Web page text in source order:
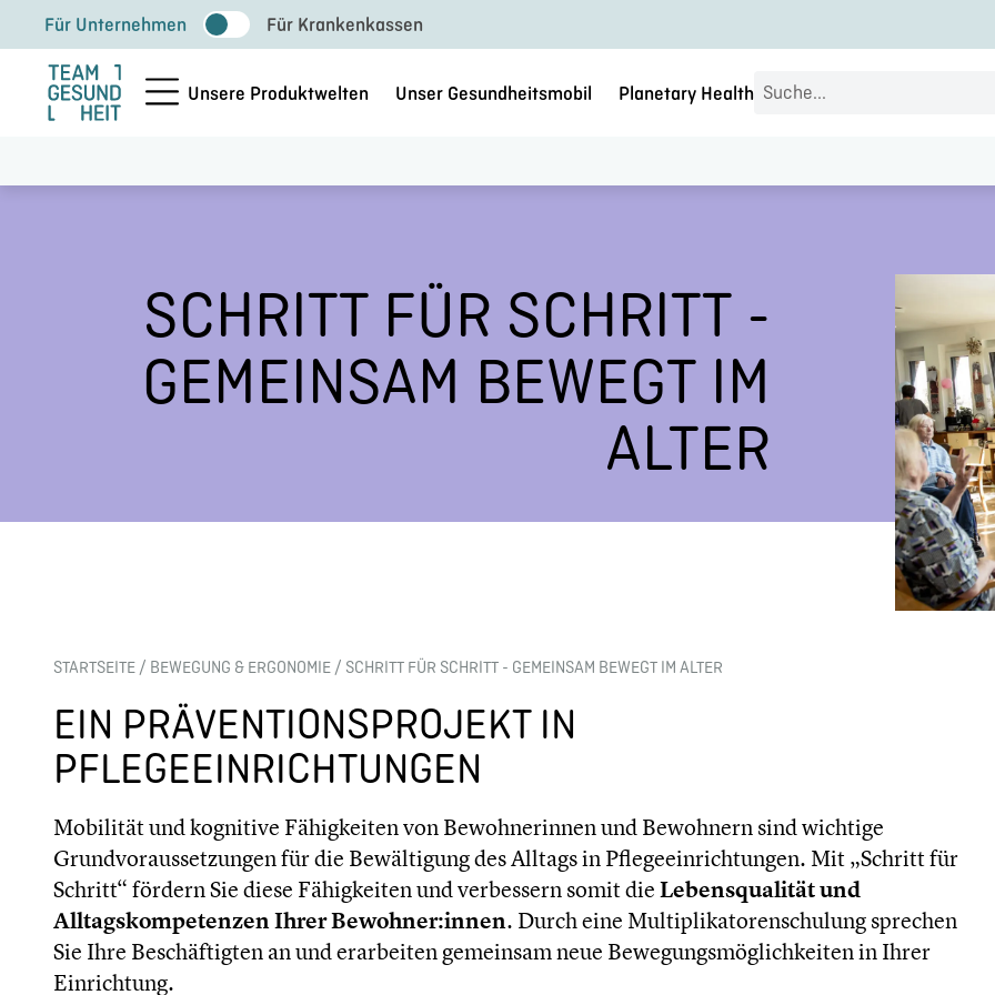
Inhalt
springen
Für Unternehmen Für Krankenkassen
Unsere Produktwelten Unser Gesundheitsmobil Planetary Health Search
SCHRITT FÜR SCHRITT -
GEMEINSAM BEWEGT IM
ALTER
STARTSEITE / BEWEGUNG & ERGONOMIE / SCHRITT FÜR SCHRITT - GEMEINSAM BEWEGT IM ALTER
EIN PRÄVENTIONSPROJEKT IN
PFLEGEEINRICHTUNGEN
Mobilität und kognitive Fähigkeiten von Bewohnerinnen und Bewohnern sind wichtige
Grundvoraussetzungen für die Bewältigung des Alltags in Pflegeeinrichtungen. Mit „Schritt für
Schritt“ fördern Sie diese Fähigkeiten und verbessern somit dieLebensqualität und
Alltagskompetenzen Ihrer Bewohner:innen. Durch eine Multiplikatorenschulung sprechen
Sie Ihre Beschäftigten an und erarbeiten gemeinsam neue Bewegungsmöglichkeiten in Ihrer
Einrichtung.